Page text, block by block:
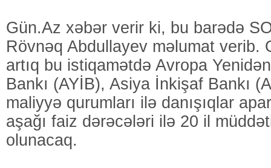
Gün.Az xəbər verir ki, bu barədə
Rövnəq Abdullayev məlumat verib.
artıq bu istiqamətdə Avropa
Bankı (AYİB), Asiya İnkişaf Bankı
maliyyə qurumları ilə danışıqlar
aşağı faiz dərəcələri ilə 20 il
olunacaq.